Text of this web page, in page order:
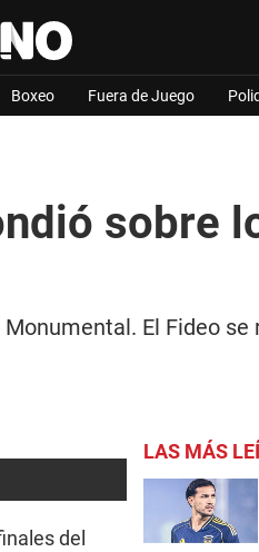
Boxeo Fuera de Juego
sobre
El Fideo
del
LAS MÁS